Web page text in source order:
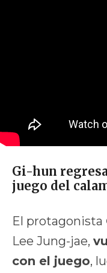
Gi-hun
juego del
El protagonista
Lee Jung-jae,
con el juego,